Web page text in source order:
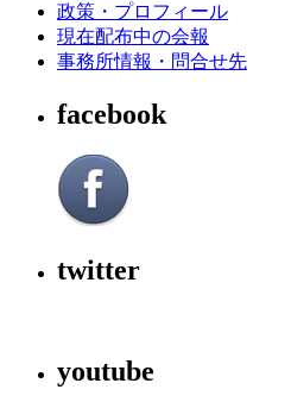
政策・プロフィール
現在配布中の会報
事務所情報・問合せ先
facebook
twitter
youtube